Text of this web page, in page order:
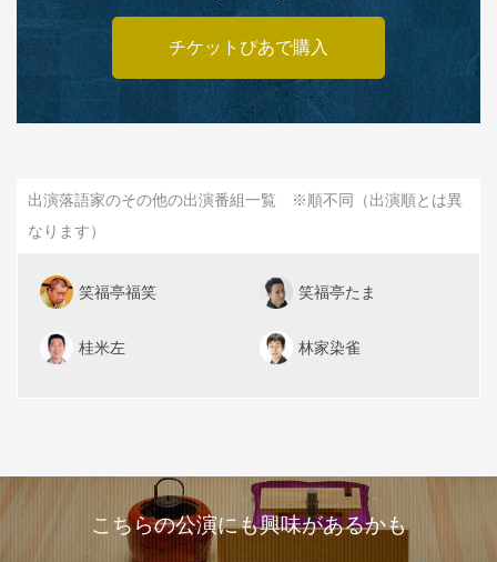
チケットぴあで購入
出演落語家のその他の出演番組一覧 ※順不同（出演順とは異
なります）
笑福亭福笑 笑福亭たま
桂米左 林家染雀
こちらの公演にも興味があるかも